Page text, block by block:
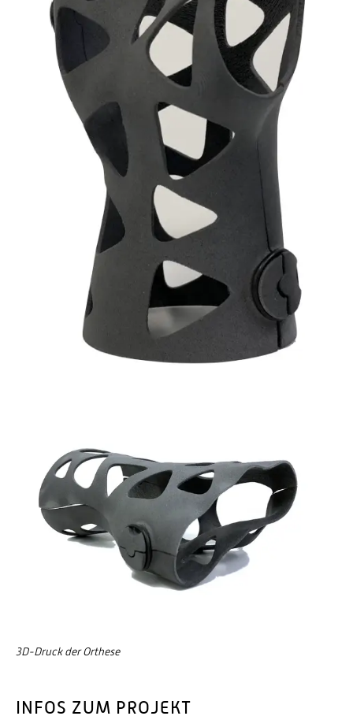
3D-Druck der Orthese
INFOS ZUM PROJEKT